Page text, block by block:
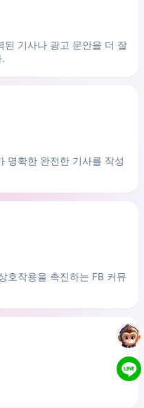
된 기사나 광고 문안을 더 잘
명확한 완전한 기사를 작성
호작용을 촉진하는 FB 커뮤